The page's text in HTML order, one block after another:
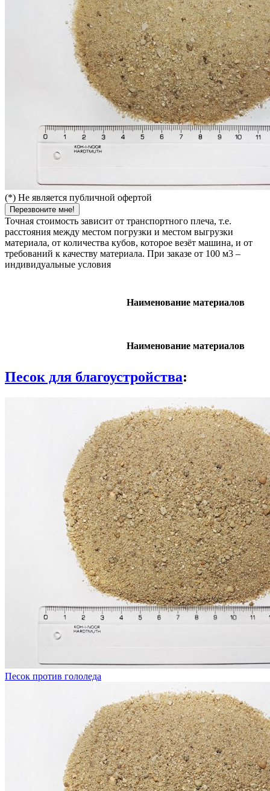
(*) Не является публичной офертой
Перезвоните мне!
Точная стоимость зависит от транспортного плеча, т.е.
расстояния между местом погрузки и местом выгрузки
материала, от количества кубов, которое везёт машина, и от
требований к качеству материала. При заказе от 100 м3 –
индивидуальные условия
Наименование материалов
Наименование материалов
Песок для благоустройства:
Песок против гололеда